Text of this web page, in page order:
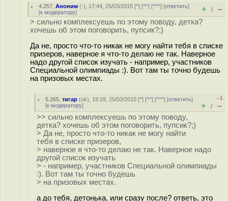
4.257 ,Аноним (-), 17:44, 25/03/2015 [^] [^^] [^^^] [ответить]
[к модератору] + / –
> сильно комплексуешь по этому поводу, детка?
хочешь об этом поговорить, пупсик?;)
Да не, просто что-то никак не могу найти тебя в списке
призеров, наверное я что-то делаю не так. Наверное
надо другой список изучать - например, участников
Специальной олимпиады :). Вот там ты точно будешь
на призовых местах.
5.265 ,тигар (ok), 19:19, 25/03/2015 [^] [^^] [^^^] [ответить]
[к модератору]
–1
+ / –
>> сильно комплексуешь по этому поводу,
детка? хочешь об этом поговорить, пупсик?;)
> Да не, просто что-то никак не могу найти
тебя в списке призеров,
> наверное я что-то делаю не так. Наверное надо
другой список изучать
> - например, участников Специальной олимпиады
:). Вот там ты точно будешь
> на призовых местах.
а до тебя, детонька, или сразу после? ответь, это